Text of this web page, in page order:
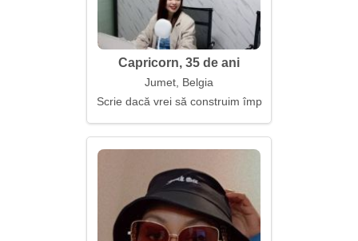
Capricorn, 35 de ani
Jumet, Belgia
Scrie dacă vrei să construim împreună